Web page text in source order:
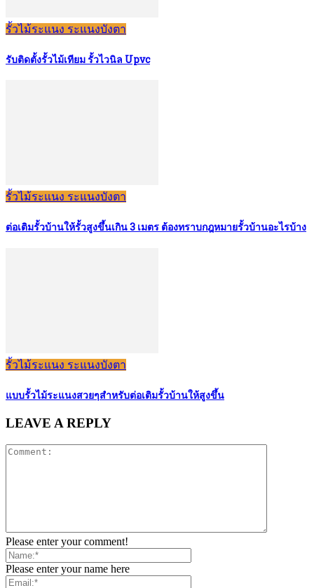
รั้วไม้ระแนง ระแนงบังตา
รับติดตั้งรั้วไม้เทียม รั้วไวนิล Upvc
รั้วไม้ระแนง ระแนงบังตา
ต่อเติมรั้วบ้านให้รั้วสูงขึ้นเกิน 3 เมตร ต้องทราบกฎหมายรั้วบ้านอะไรบ้าง
รั้วไม้ระแนง ระแนงบังตา
แบบรั้วไม้ระแนงสวยๆสำหรับต่อเติมรั้วบ้านให้สูงขึ้น
LEAVE A REPLY
Please enter your comment!
Please enter your name here